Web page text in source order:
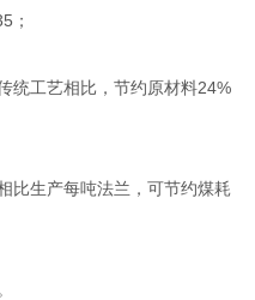
；
统工艺相比，节约原材料24%
比生产每吨法兰，可节约煤耗